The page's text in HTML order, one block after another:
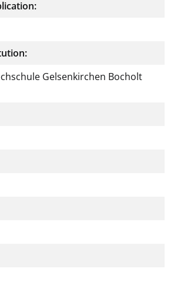
Gelsenkirchen Bocholt